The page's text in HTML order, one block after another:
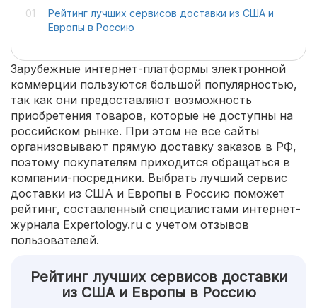
Рейтинг лучших сервисов доставки из США и
Европы в Россию
Зарубежные интернет-платформы электронной
коммерции пользуются большой популярностью,
так как они предоставляют возможность
приобретения товаров, которые не доступны на
российском рынке. При этом не все сайты
организовывают прямую доставку заказов в РФ,
поэтому покупателям приходится обращаться в
компании-посредники. Выбрать лучший сервис
доставки из США и Европы в Россию поможет
рейтинг, составленный специалистами интернет-
журнала Expertology.ru с учетом отзывов
пользователей.
Рейтинг лучших сервисов доставки
из США и Европы в Россию